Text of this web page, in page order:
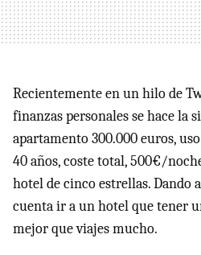
Recientemente en un hilo de
finanzas personales se hace la
apartamento 300.000 euros,
40 años, coste total, 500€/
hotel de cinco estrellas. Dando
cuenta ir a un hotel que tener
mejor que viajes mucho.